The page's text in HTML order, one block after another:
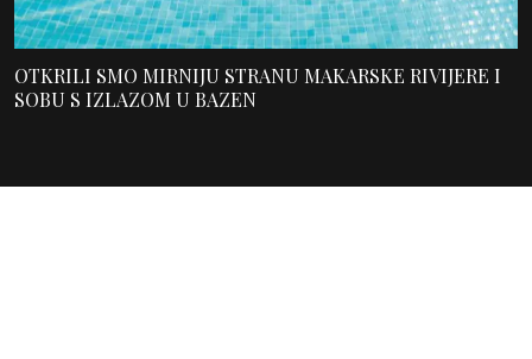
OTKRILI SMO MIRNIJU STRANU MAKARSKE RIVIJERE I
SOBU S IZLAZOM U BAZEN